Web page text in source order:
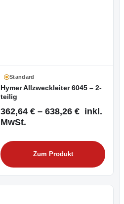
Standard
Hymer Allzweckleiter 6045 – 2-
teilig
362,64 € – 638,26 € inkl.
MwSt.
Zum Produkt